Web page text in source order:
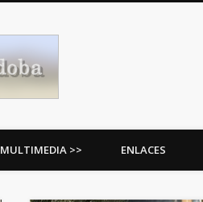
MULTIMEDIA >> ENLACES